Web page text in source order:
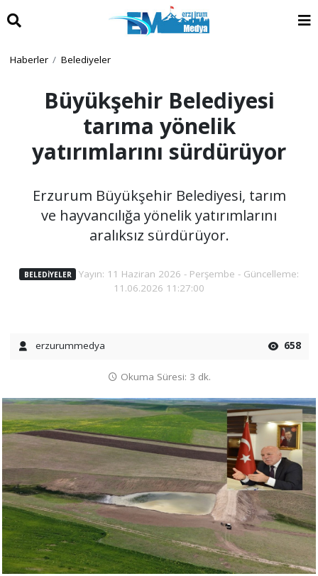
Haberler Belediyeler
Büyükşehir Belediyesi
tarıma yönelik
yatırımlarını sürdürüyor
Erzurum Büyükşehir Belediyesi, tarım
ve hayvancılığa yönelik yatırımlarını
aralıksız sürdürüyor.
BELEDIYELER
Yayın: 11 Haziran 2026 - Perşembe - Güncelleme:
11.06.2026 11:27:00
erzurummedya 658
Okuma Süresi: 3 dk.